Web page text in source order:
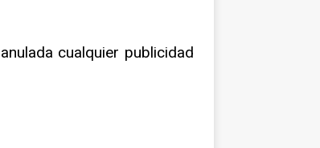
cualquier publicidad